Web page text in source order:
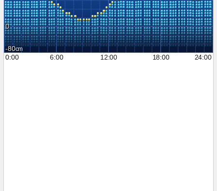
0
-80
0:00
6:00 12:00 18:00 24:00